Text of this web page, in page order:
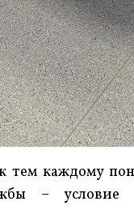
каждому
– условие